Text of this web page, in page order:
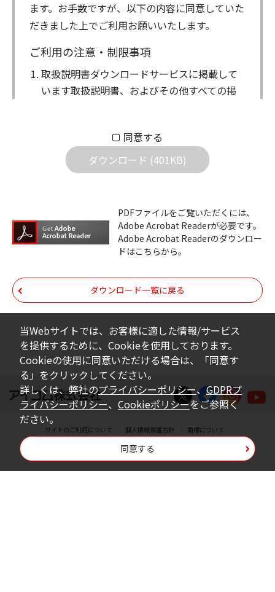
ます。お手数ですが、以下の内容に同意していた
だきました上でご利用お願いいたします。
ご利用の注意・制限事項
取扱説明書ダウンロードサービスに掲載して
います取扱説明書、およびその他すべての掲
属します。ダウンロードした取扱説明書は、
個人が本来の目的でご使用されることは可能
ですが、権利者の許諾を得ることなく、以下
ダウンロードした取扱説明書は、複製、賃
貸、改変、公衆送信、または公衆送信可能
化することはできません。
いは無償を問わず、第三者に譲渡あるいは
使用させる事ができません。
ダウンロードした取扱説明書は、有償ある
いは無償を問わず、営業活動に使用するこ
とは、いかなる場合であっても出来ませ
ん。
ダウンロードした取扱説明書等に使用され
の転用は一切出来ません。
ダウンロードした取扱説明書およびその他す
べての掲載物の変更は一切行わないでくださ
同意する
ダウンロード (401KB)
PDFファイルをご覧いただくには、
Adobe Acrobat Readerが必要です。
Adobe Acrobat Readerのダウンロー
ドはこちらから。
ダウンロード一覧に戻る
サイトのご利用について 個人情報保護方針 商標について
Copyright © Icom Inc.
当Webサイトでは、お客様に適した情報/サービス
を提供するために、Cookieを使用しております。
Cookieの使用に同意いただける場合は、「同意す
る」をクリックしてください。
詳しくは、弊社のプライバシーポリシー、GDPRプ
ライバシーポリシー、 Cookieポリシーをご参照く
ださい。
同意する